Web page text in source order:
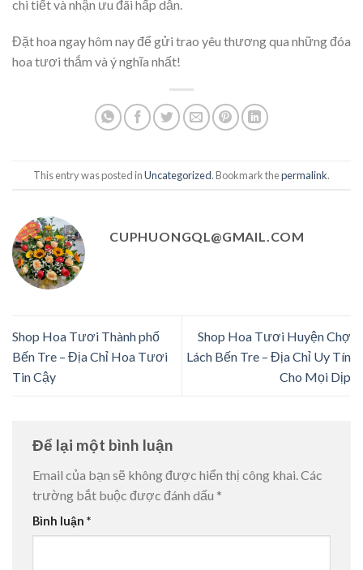
chi tiết và nhận ưu đãi hấp dẫn.
Đặt hoa ngay hôm nay để gửi trao yêu thương qua những đóa
hoa tươi thắm và ý nghĩa nhất!
This entry was posted inUncategorized. Bookmark thepermalink.
CUPHUONGQL@GMAIL.COM
Shop Hoa Tươi Thành phố
Bến Tre – Địa Chỉ Hoa Tươi
Tin Cậy
Shop Hoa Tươi Huyện Chợ
Lách Bến Tre – Địa Chỉ Uy Tín
Cho Mọi Dịp
Để lại một bình luận
Email của bạn sẽ không được hiển thị công khai.Các
trường bắt buộc được đánh dấu *
Bình luận *